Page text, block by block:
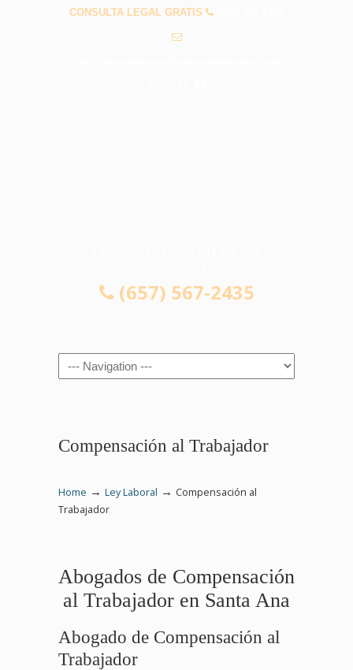
CONSULTA LEGAL GRATIS
(657) 567-2435
Navigation
Compensación al Trabajador
Home → Ley Laboral → Compensación al
Trabajador
Abogados de Compensación
al Trabajador en Santa Ana
Abogado de Compensación al
Trabajador